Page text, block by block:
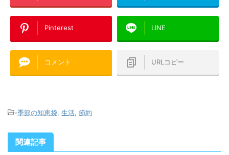
Pinterest LINE
コメント URLコピー
-季節の知恵袋 生活 節約
関連記事